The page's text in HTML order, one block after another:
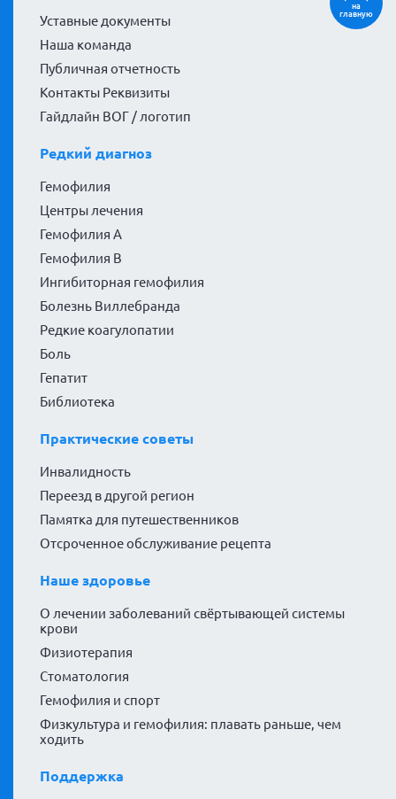
Уставные документы
Наша команда
Публичная отчетность
Контакты Реквизиты
Гайдлайн ВОГ / логотип
Редкий диагноз
Гемофилия
Центры лечения
Гемофилия А
Гемофилия В
Ингибиторная гемофилия
Болезнь Виллебранда
Редкие коагулопатии
Боль
Гепатит
Библиотека
Практические советы
Инвалидность
Переезд в другой регион
Памятка для путешественников
Отсроченное обслуживание рецепта
Наше здоровье
О лечении заболеваний свёртывающей системы
крови
Физиотерапия
Стоматология
Гемофилия и спорт
Физкультура и гемофилия: плавать раньше, чем
ходить
Поддержка
на
главную